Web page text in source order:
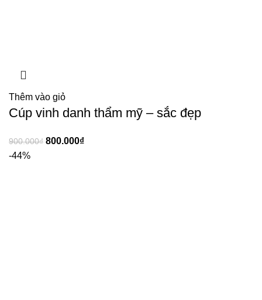
Thêm vào giỏ
Cúp vinh danh thẩm mỹ – sắc đẹp
900.000₫ 800.000₫
-44%